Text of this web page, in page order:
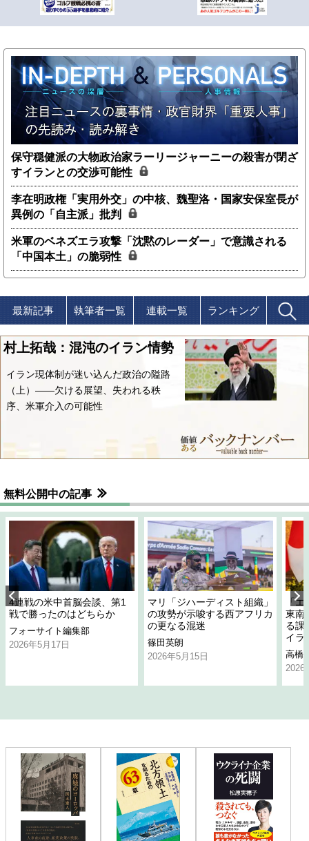
保守穏健派の大物政治家ラーリージャーニーの殺害が閉ざ
すイランとの交渉可能性
李在明政権「実用外交」の中核、魏聖洛・国家安保室長が
異例の「自主派」批判
米軍のベネズエラ攻撃「沈黙のレーダー」で意識される
「中国本土」の脆弱性
最新記事 執筆者一覧 連載一覧 ランキング
村上拓哉：混沌のイラン情勢
イラン現体制が迷い込んだ政治の隘路
（上）――欠ける展望、失われる秩
序、米軍介入の可能性
無料公開中の記事
4連戦の米中首脳会談、第1
戦で勝ったのはどちらか
フォーサイト編集部
2026年5月17日
マリ「ジハーディスト組織」
の攻勢が示唆する西アフリカ
の更なる混迷
篠田英朗
2026年5月15日
「
東南
る課
イラ
高橋
2026